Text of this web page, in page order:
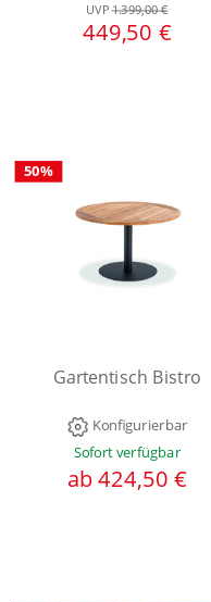
50%
Gartentisch Bistro
Konfigurierbar
Sofort verfügbar
ab 424,50 €
UVP1.399,00 €
449,50 €